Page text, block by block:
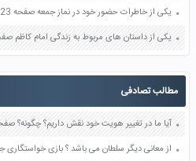
یکی از خاطرات حضور خود در نماز جمعه صفحه 123 پیام های آسمان هفتم
یکی از داستان های مربوط به زندگی امام کاظم صفحه 45 هدیه های آسمان
مطالب تصادفی
آیا ما در تغییر هویت خود نقش داریم؟ چگونه؟ صفحه 122 مطالعات
از معانی دیگر سلطان می باشد ؟ بازی خواستگاری